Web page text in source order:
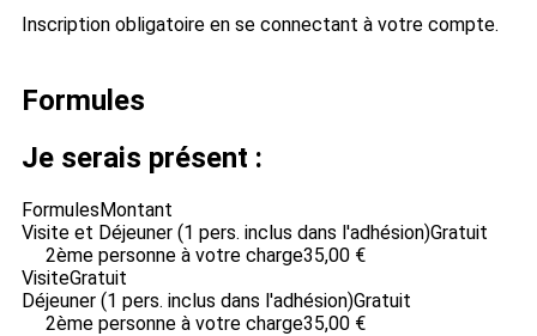
Inscription obligatoire en se connectant à votre compte.
Formules
Je serais présent :
FormulesMontant
Visite et Déjeuner (1 pers. inclus dans l'adhésion)Gratuit
2ème personne à votre charge35,00 €
VisiteGratuit
Déjeuner (1 pers. inclus dans l'adhésion)Gratuit
2ème personne à votre charge35,00 €